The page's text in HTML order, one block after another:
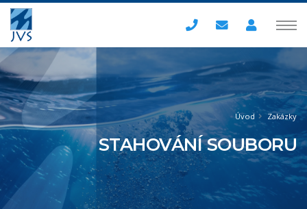
Úvod Zakázky
STAHOVÁNÍ SOUBORU